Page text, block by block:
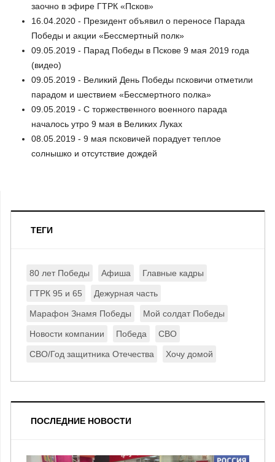
заочно в эфире ГТРК «Псков»
16.04.2020 - Президент объявил о переносе Парада
Победы и акции «Бессмертный полк»
09.05.2019 - Парад Победы в Пскове 9 мая 2019 года
(видео)
09.05.2019 - Великий День Победы псковичи отметили
парадом и шествием «Бессмертного полка»
09.05.2019 - С торжественного военного парада
началось утро 9 мая в Великих Луках
08.05.2019 - 9 мая псковичей порадует теплое
солнышко и отсутствие дождей
ТЕГИ
80 лет Победы Афиша Главные кадры
ГТРК 95 и 65 Дежурная часть
Марафон Знамя Победы Мой солдат Победы
Новости компании Победа СВО
СВО/Год защитника Отечества Хочу домой
ПОСЛЕДНИЕ НОВОСТИ